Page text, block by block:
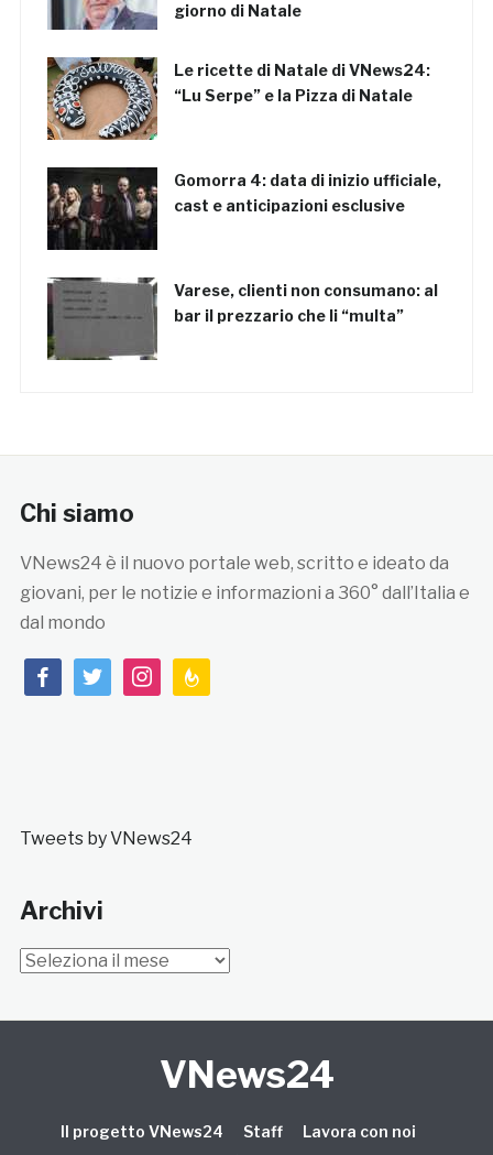
giorno di Natale
Le ricette di Natale di VNews24:
“Lu Serpe” e la Pizza di Natale
Gomorra 4: data di inizio ufficiale,
cast e anticipazioni esclusive
Varese, clienti non consumano: al
bar il prezzario che li “multa”
Chi siamo
VNews24 è il nuovo portale web, scritto e ideato da
giovani, per le notizie e informazioni a 360° dall’Italia e
dal mondo
facebooktwitterinstagramfeedburner
Tweets by VNews24
Archivi
Archivi
VNews24
Il progetto VNews24 Staff
Lavora con noi